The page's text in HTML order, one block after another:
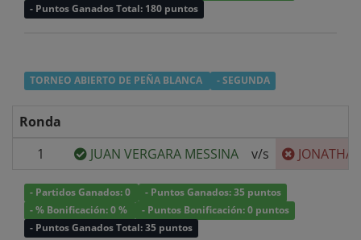
- Puntos Ganados Total: 180 puntos
TORNEO ABIERTO DE PEÑA BLANCA - SEGUNDA
Ronda
1
JUAN VERGARA MESSINA v/s
- Partidos Ganados: 0
- Puntos Ganados: 35 puntos
- % Bonificación: 0 %
- Puntos Bonificación: 0 puntos
- Puntos Ganados Total: 35 puntos